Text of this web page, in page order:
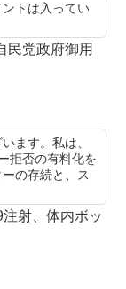
トは入ってい
民党政府御用
ます。私は、
拒否の有料化を
の存続と、ス
射、体内ボッ